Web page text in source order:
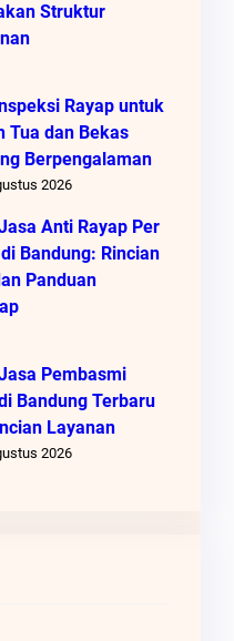
Struktur
Rayap untuk
Tua dan Bekas
Berpengalaman
2026
Anti Rayap Per
Bandung: Rincian
Panduan
Pembasmi
Bandung Terbaru
Layanan
2026